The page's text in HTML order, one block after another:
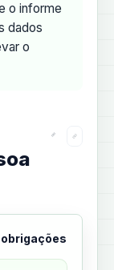
o informe
dados
o